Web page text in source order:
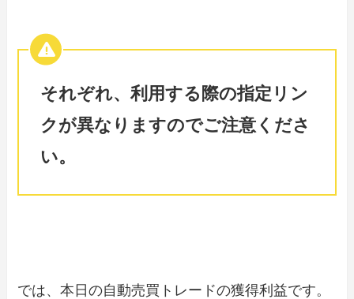
それぞれ、利用する際の指定リン
クが異なりますのでご注意くださ
い。
では、本日の自動売買トレードの獲得利益です。